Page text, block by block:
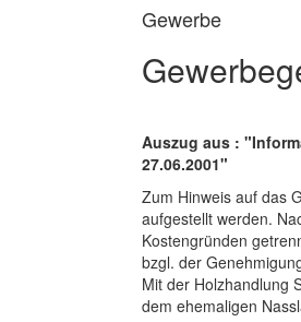
Gewerbe
Auszug aus :
27.06.2001"
Zum Hinweis auf das
aufgestellt werden.
Kostengründen
bzgl. der
Mit der Holzhandlung
dem ehemaligen